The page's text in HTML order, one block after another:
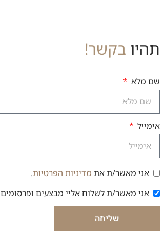
תהיו בקשר!
שם מלא
אימייל
הסכמה למדיניות פרטיות
אני מאשר/ת את מדיניות הפרטיות.
הסכמה לקבלת דיוור
אני מאשר/ת לשלוח אליי מבצעים ופרסומים
שליחה